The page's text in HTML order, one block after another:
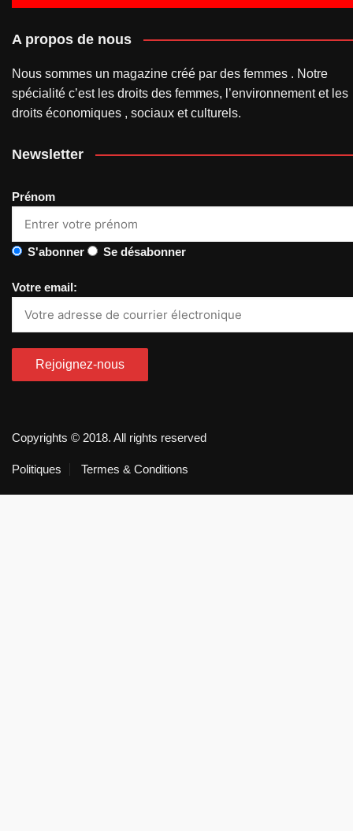
A propos de nous
Nous sommes un magazine créé par des femmes . Notre
spécialité c’est les droits des femmes, l’environnement et les
droits économiques , sociaux et culturels.
Newsletter
Prénom
S'abonner Se désabonner
Votre email:
Copyrights © 2018. All rights reserved
Politiques Termes & Conditions